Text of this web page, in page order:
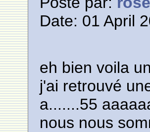
Date: 01 April
eh bien voila
j'ai retrouvé
a.......55
nous nous